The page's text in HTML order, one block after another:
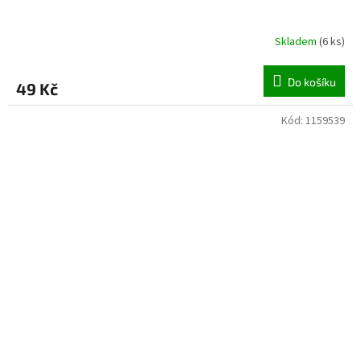
Skladem (6 ks)
49 Kč Do košíku
Kód: 1159539